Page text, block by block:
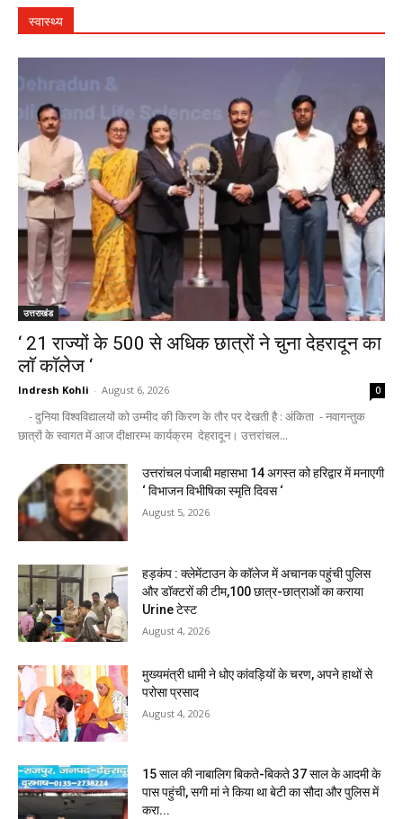
स्वास्थ्य
उत्तराखंड
‘ 21 राज्यों के 500 से अधिक छात्रों ने चुना देहरादून का
लाॅ काॅलेज ‘
Indresh Kohli - August 6, 2026 0
- दुनिया विश्वविद्यालयों को उम्मीद की किरण के तौर पर देखती है : अंकिता - नवागन्तुक
छात्रों के स्वागत में आज दीक्षारम्भ कार्यक्रम देहरादून। उत्तरांचल...
उत्तरांचल पंजाबी महासभा 14 अगस्त को हरिद्वार में मनाएगी
‘ विभाजन विभीषिका स्मृति दिवस ‘
August 5, 2026
हड़कंप : क्लेमेंटाउन के कॉलेज में अचानक पहुंची पुलिस
और डॉक्टरों की टीम,100 छात्र-छात्राओं का कराया
Urine टेस्ट
August 4, 2026
मुख्यमंत्री धामी ने धोए कांवड़ियों के चरण, अपने हाथों से
परोसा प्रसाद
August 4, 2026
15 साल की नाबालिग बिकते-बिकते 37 साल के आदमी के
पास पहुंची, सगी मां ने किया था बेटी का सौदा और पुलिस में
करा...